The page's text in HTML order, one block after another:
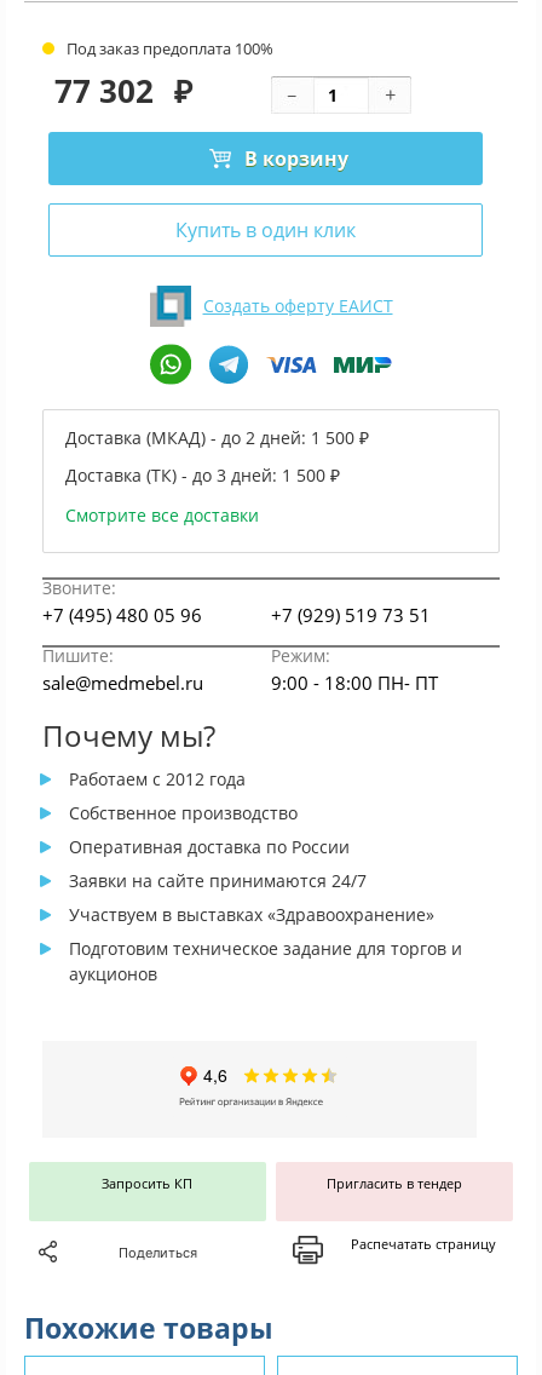
Под заказ предоплата 100%
77 302 ₽
В корзину
Купить в один клик
Создать оферту ЕАИСТ
Доставка (МКАД) - до 2 дней: 1 500 ₽
Доставка (ТК) - до 3 дней: 1 500 ₽
Смотрите все доставки
Звоните:
+7 (495) 480 05 96 +7 (929) 519 73 51
Пишите: Режим:
sale@medmebel.ru 9:00 - 18:00 ПН- ПТ
Почему мы?
Работаем с 2012 года
Собственное производство
Оперативная доставка по России
Заявки на сайте принимаются 24/7
Участвуем в выставках «Здравоохранение»
Подготовим техническое задание для торгов и
аукционов
Запросить КП Пригласить в тендер
Поделиться Распечатать страницу
Похожие товары